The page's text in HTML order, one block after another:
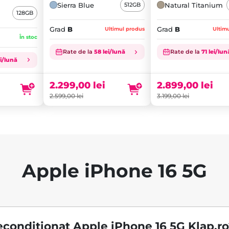
- A+
128GB
În stoc
lună
Sierra Blue 512GB
Grad B Ultimul produs
Rate de la 58 lei/lună
2.599,00lei
Prețul
fost:
2.599,00 lei.
2.299,00 lei
este:
2.299,00 lei.
Natural Titanium
Grad B
Rate de la71 lei/
3.199,00lei
Prețul
fost:
3.199,00 lei.
2.899,00 lei
este:
2.899,00 lei.
Apple iPhone 16 5G
Apple iPhone 16 5G